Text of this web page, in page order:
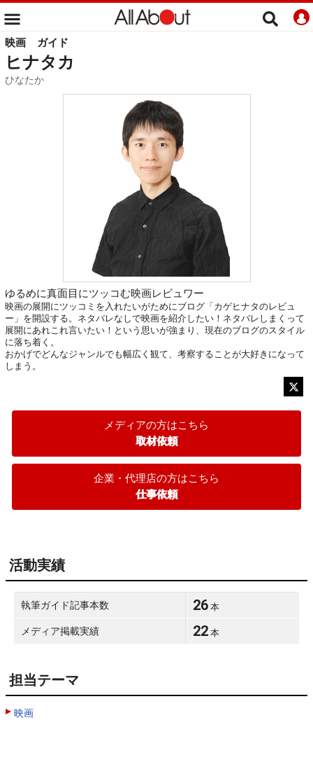
映画 ガイド
ヒナタカ
ひなたか
ゆるめに真面目にツッコむ映画レビュワー
映画の展開にツッコミを入れたいがためにブログ「カゲヒナタのレビュ
ー」を開設する。ネタバレなしで映画を紹介したい！ネタバレしまくって
展開にあれこれ言いたい！という思いが強まり、現在のブログのスタイル
に落ち着く。
おかげでどんなジャンルでも幅広く観て、考察することが大好きになって
しまう。
メディアの方はこちら
取材依頼
企業・代理店の方はこちら
仕事依頼
活動実績
執筆ガイド記事本数 26 本
メディア掲載実績 22 本
担当テーマ
映画